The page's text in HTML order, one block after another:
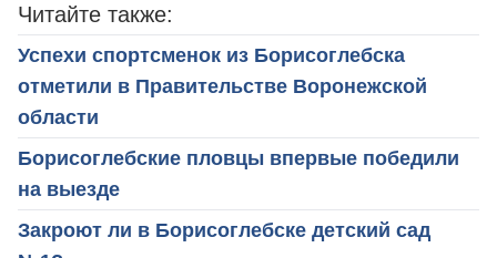
Читайте также:
Успехи спортсменок из Борисоглебска
отметили в Правительстве Воронежской
области
Борисоглебские пловцы впервые победили
на выезде
Закроют ли в Борисоглебске детский сад